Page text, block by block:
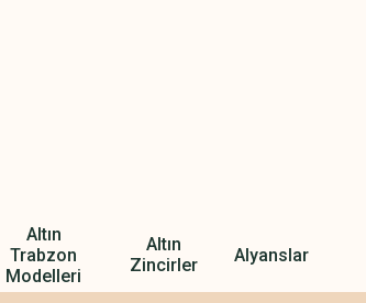
Altın
Trabzon
Modelleri
Altın
Zincirler
Alyanslar